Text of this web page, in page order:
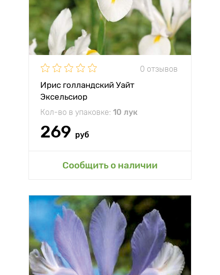
0 отзывов
Ирис голландский Уайт
Эксельсиор
Кол-во в упаковке: 10 лук
269 руб
Сообщить о наличии